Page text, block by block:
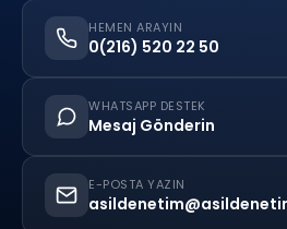
HEMEN ARAYIN
0(216) 520 22 50
WHATSAPP DESTEK
Mesaj Gönderin
E-POSTA YAZIN